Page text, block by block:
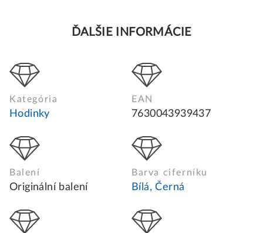
ĎALŠIE INFORMÁCIE
Kategória
Hodinky
EAN
7630043939437
Balení
Originální balení
Barva ciferníku
Bílá, Černá